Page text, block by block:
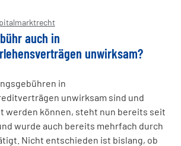
für
VW-
Aktionäre
auch in
unwirksam?
in
unwirksam sind und
werden können, steht nun bereits seit
wurde auch bereits mehrfach durch
Nicht entschieden ist bislang, ob